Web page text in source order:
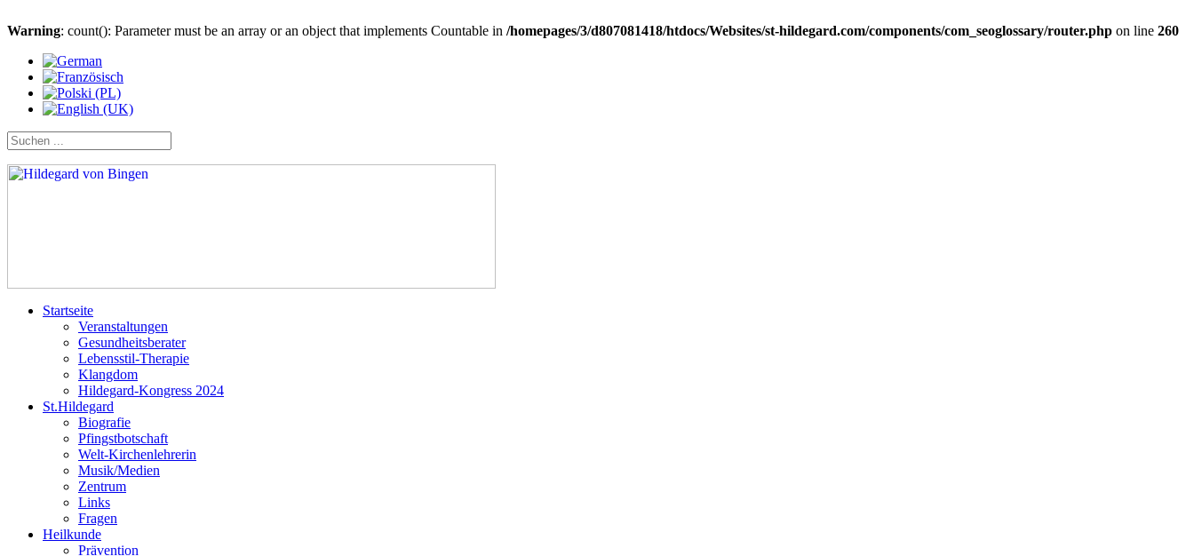
Warning: count(): Parameter must be an array or an object that implements Countable in /homepages/3/d807081418/htdocs/Websites/st-hildegard.com/components/com_seoglossary/router.php on line 260
Startseite
Veranstaltungen
Gesundheitsberater
Lebensstil-Therapie
Klangdom
Hildegard-Kongress 2024
St.Hildegard
Biografie
Pfingstbotschaft
Welt-Kirchenlehrerin
Musik/Medien
Zentrum
Links
Fragen
Heilkunde
Prävention